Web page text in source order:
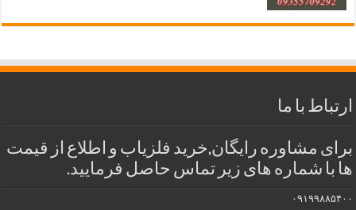
ارتباط با ما
برای مشاوره رایگان,خرید فلزیاب و اطلاع از قیمت
ها با شماره های زیر تماس حاصل فرمایید.
۰۹۱۹۹۸۸۵۴۰۰